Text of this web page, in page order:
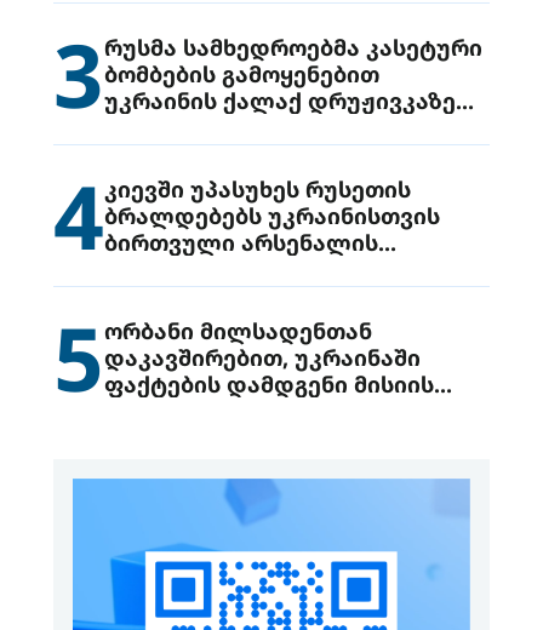
3რუსმა სამხედროებმა კასეტური
ბომბების გამოყენებით
უკრაინის ქალაქ დრუჟივკაზე
4კიევში უპასუხეს რუსეთის
ბრალდებებს უკრაინისთვის
ბირთვული არსენალის
5ორბანი მილსადენთან
დაკავშირებით, უკრაინაში
ფაქტების დამდგენი მისიის